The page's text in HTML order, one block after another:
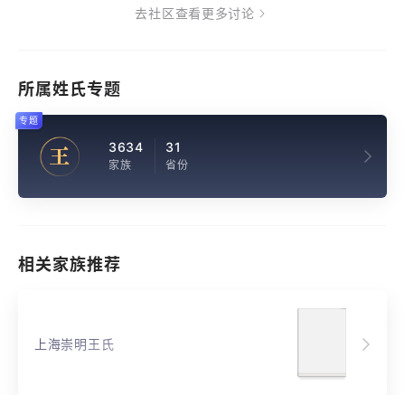
去社区查看更多讨论
所属姓氏专题
王 3634
家族
31
省份
专题
相关家族推荐
上海崇明王氏